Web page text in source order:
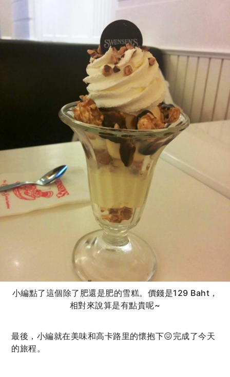
小編點了這個除了肥還是肥的雪糕。價錢是129 Baht，
相對來說算是有點貴呢~
最後，小編就在美味和高卡路里的懷抱下😖完成了今天
的旅程。